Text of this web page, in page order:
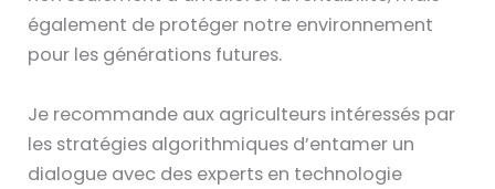
également de protéger notre environnement
pour les générations futures.
Je recommande aux agriculteurs intéressés par
les stratégies algorithmiques d’entamer un
dialogue avec des experts en technologie